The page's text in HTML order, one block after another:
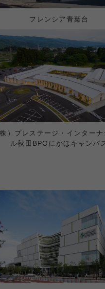
フレンシア青葉台
株）プレステージ・インター
ル秋田BPOにかほキャンパ